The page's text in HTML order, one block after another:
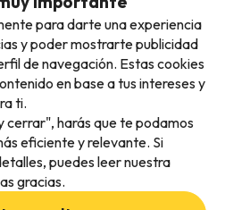
para darte una experiencia
y poder mostrarte publicidad
de navegación. Estas cookies
en base a tus intereses y
ti.
cerrar", harás que te podamos
eficiente y relevante. Si
puedes leer nuestra
gracias.